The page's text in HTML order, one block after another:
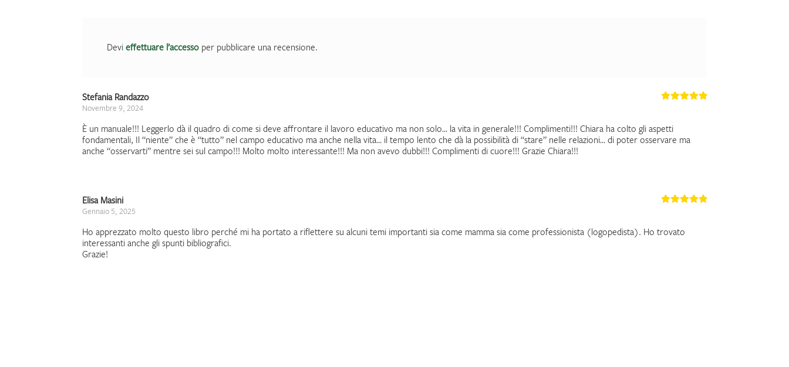
Devi effettuare l’accessoper pubblicare una recensione.
Stefania Randazzo
Novembre 9, 2024
È un manuale!!! Leggerlo dà il quadro di come si deve affrontare il lavoro educativo ma non solo… la vita in generale!!! Complimenti!!! Chiara ha colto gli aspetti
fondamentali, Il “niente” che è “tutto” nel campo educativo ma anche nella vita… il tempo lento che dà la possibilità di “stare” nelle relazioni… di poter osservare ma
anche “osservarti” mentre sei sul campo!!! Molto molto interessante!!! Ma non avevo dubbi!!! Complimenti di cuore!!! Grazie Chiara!!!
Elisa Masini
Gennaio 5, 2025
Ho apprezzato molto questo libro perché mi ha portato a riflettere su alcuni temi importanti sia come mamma sia come professionista (logopedista). Ho trovato
interessanti anche gli spunti bibliografici.
Grazie!